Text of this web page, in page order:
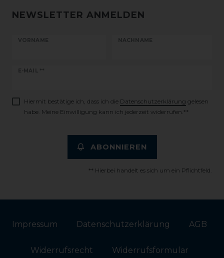
NEWSLETTER ANMELDEN
VORNAME NACHNAME
E-MAIL **
Newsletter
Hiermit bestätige ich, dass ich die Daten­schutz­erklärung gelesen
habe. Meine Einwilligung kann ich jederzeit widerrufen.**
ABONNIEREN
** Hierbei handelt es sich um ein Pflichtfeld.
Impressum Daten­schutz­erklärung AGB
Widerrufs­recht Widerrufs­formular